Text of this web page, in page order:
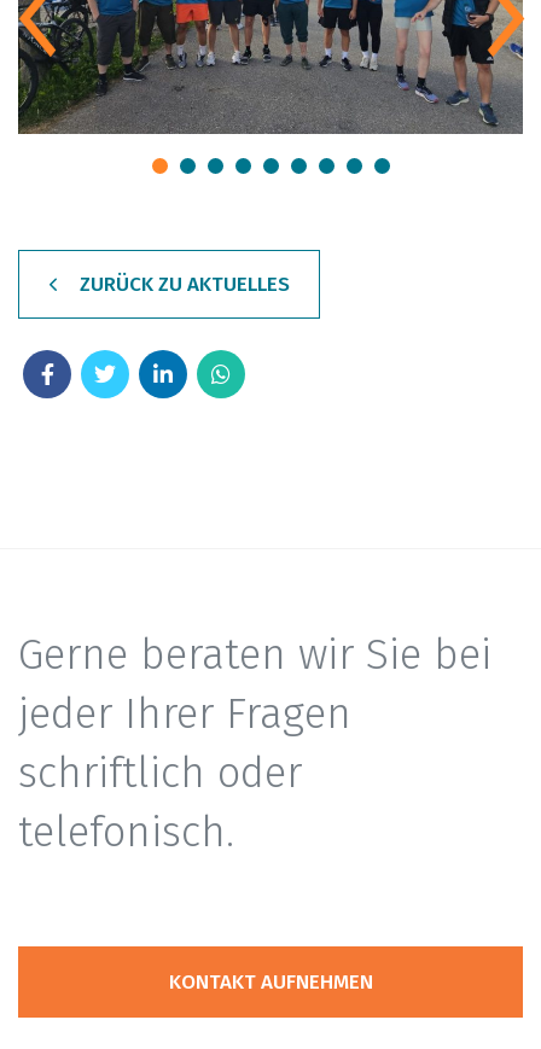
ZURÜCK ZU AKTUELLES
Gerne beraten wir Sie bei
jeder Ihrer Fragen
schriftlich oder
telefonisch.
KONTAKT AUFNEHMEN